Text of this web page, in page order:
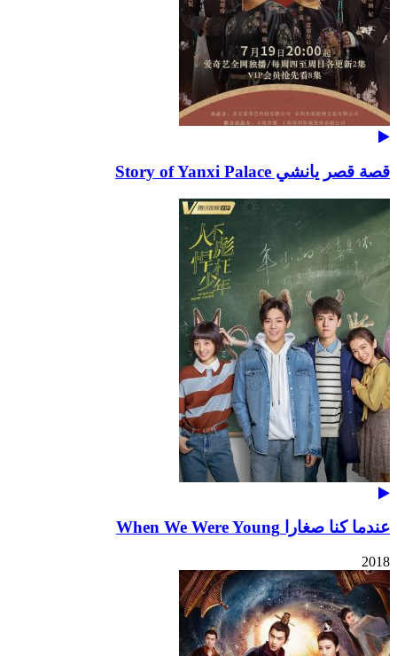
قصة قصر يانشي Story of Yanxi Palace
عندما كنا صغارا When We Were Young
2018